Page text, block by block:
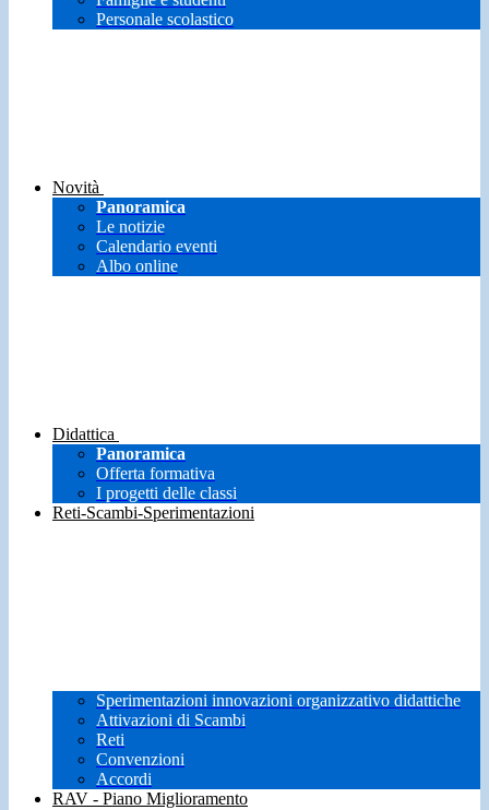
Personale scolastico
Novità
Panoramica
Le notizie
Calendario eventi
Albo online
Didattica
Panoramica
Offerta formativa
I progetti delle classi
Reti-Scambi-Sperimentazioni
Sperimentazioni innovazioni organizzativo didattiche
Attivazioni di Scambi
Reti
Convenzioni
Accordi
RAV - Piano Miglioramento